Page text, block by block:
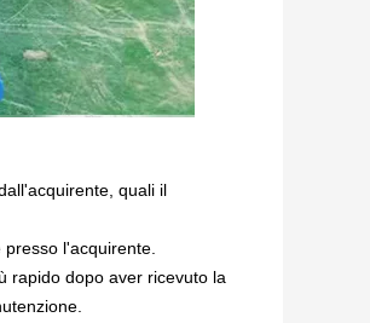
quali il
l'acquirente.
rapido dopo aver ricevuto la